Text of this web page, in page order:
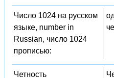
Число 1024 на русском
языке, number in
Russian, число 1024
прописью:
Четность